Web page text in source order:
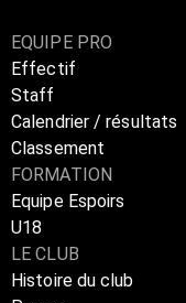
EQUIPE PRO
Effectif
Staff
Calendrier / résultats
Classement
FORMATION
Equipe Espoirs
U18
LE CLUB
Histoire du club